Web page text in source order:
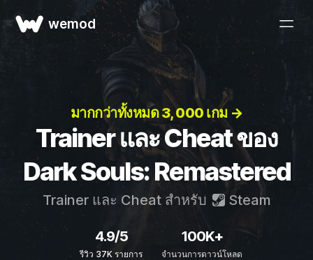
wemod
มากกว่าทั้งหมด 3, 000 เกม →
Trainer และ Cheat ของ
Dark Souls: Remastered
Trainer และ Cheat สำหรับ Steam
4.9/5
รีวิว 37K รายการ
100K+
จำนวนการดาวน์โหลด